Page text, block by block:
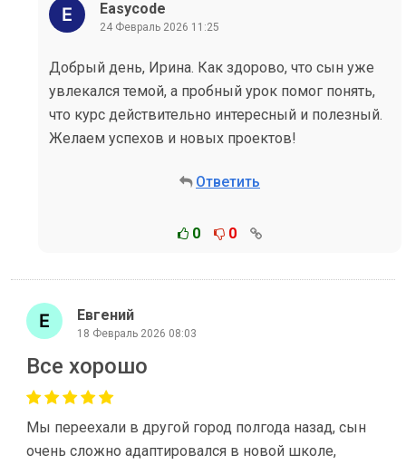
Easycode
24 Февраль 2026 11:25
Добрый день, Ирина. Как здорово, что сын уже
увлекался темой, а пробный урок помог понять,
что курс действительно интересный и полезный.
Желаем успехов и новых проектов!
Ответить
0 0
Евгений
18 Февраль 2026 08:03
Все хорошо
Мы переехали в другой город полгода назад, сын
очень сложно адаптировался в новой школе,